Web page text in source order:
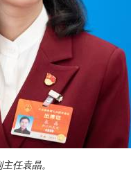
任袁晶。